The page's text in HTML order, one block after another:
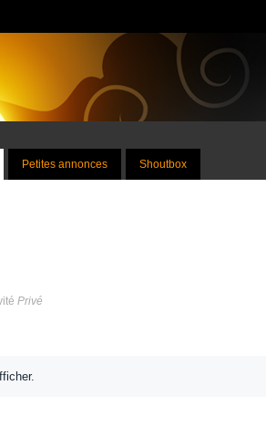
Petites annonces Shoutbox
Privé